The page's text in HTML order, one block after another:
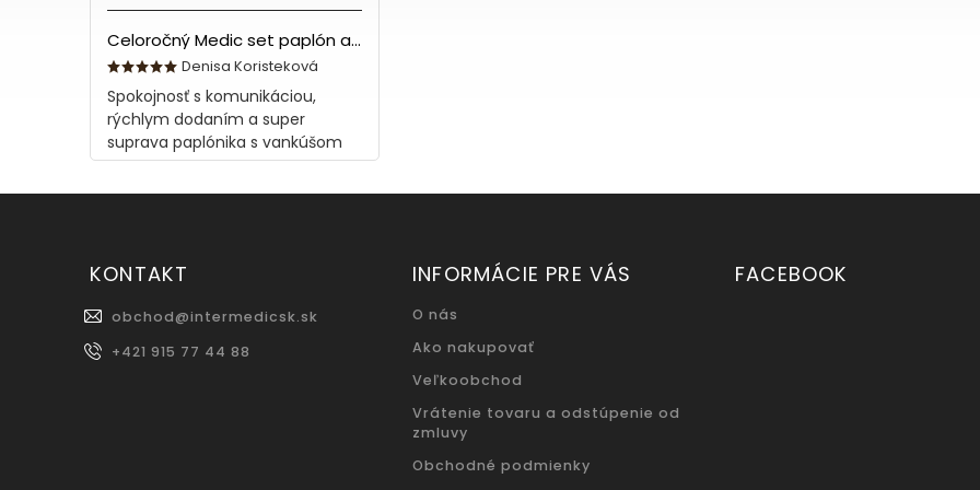
Celoročný Medic set paplón a vankúš z bavlny
Denisa Koristeková
Spokojnosť s komunikáciou,
rýchlym dodaním a super
suprava paplónika s vankúšom
KONTAKT
obchod@intermedicsk.sk
+421 915 77 44 88
INFORMÁCIE PRE VÁS
O nás
Ako nakupovať
Veľkoobchod
Vrátenie tovaru a odstúpenie od
zmluvy
Obchodné podmienky
FACEBOOK